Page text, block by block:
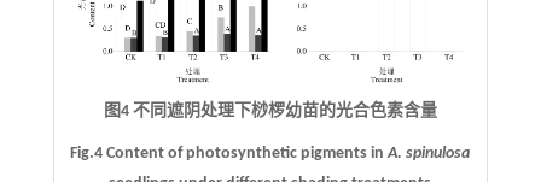
图4 不同遮阴处理下桫椤幼苗的光合色素含量
Fig.4 Content of photosynthetic pigments inA. spinulosa